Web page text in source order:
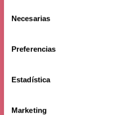
Necesarias
Preferencias
Estadística
Marketing